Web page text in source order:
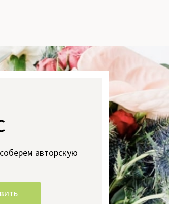
авторскую